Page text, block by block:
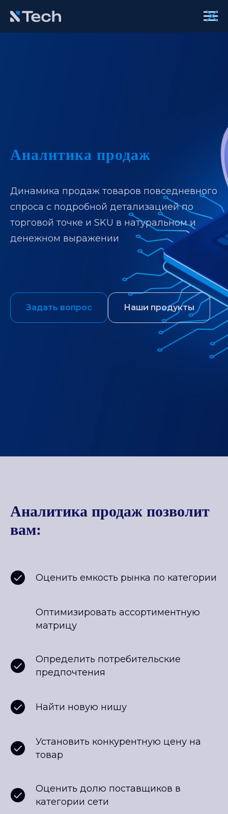
Аналитика продаж
Динамика продаж товаров повседневного
спроса с подробной детализацией по
торговой точке и SKU в натуральном и
денежном выражении
Задать вопрос Наши продукты
Аналитика продаж позволит
вам:
Оценить емкость рынка по категории
Оптимизировать ассортиментную
матрицу
Определить потребительские
предпочтения
Найти новую нишу
Установить конкурентную цену на
товар
Оценить долю поставщиков в
категории сети